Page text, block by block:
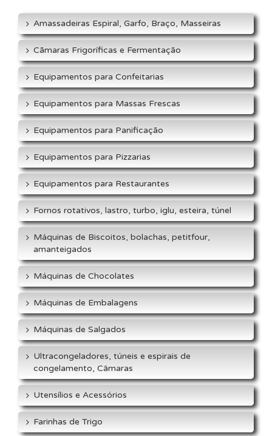
Amassadeiras Espiral, Garfo, Braço, Masseiras
Cãmaras Frigoríficas e Fermentação
Equipamentos para Confeitarias
Equipamentos para Massas Frescas
Equipamentos para Panificação
Equipamentos para Pizzarias
Equipamentos para Restaurantes
Fornos rotativos, lastro, turbo, iglu, esteira, túnel
Máquinas de Biscoitos, bolachas, petitfour,
amanteigados
Máquinas de Chocolates
Máquinas de Embalagens
Máquinas de Salgados
Ultracongeladores, túneis e espirais de
congelamento, Câmaras
Utensílios e Acessórios
Farinhas de Trigo